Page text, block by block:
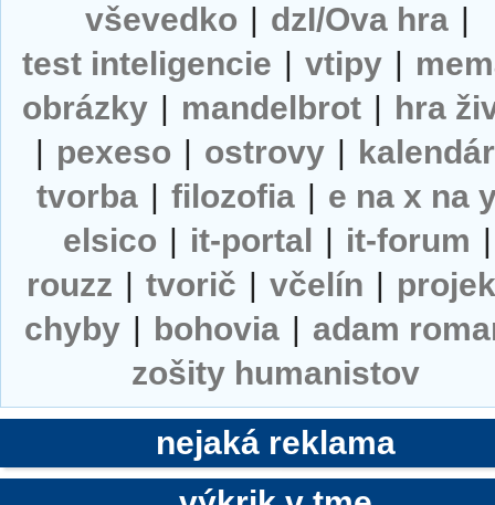
vševedko | dzI/Ova hra |
test inteligencie | vtipy |
obrázky | mandelbrot | hra
| pexeso | ostrovy | kalendár
tvorba | filozofia | e na x na
elsico | it-portal | it-forum |
rouzz | tvorič | včelín |
chyby | bohovia | adam
zošity humanistov
nejaká reklama